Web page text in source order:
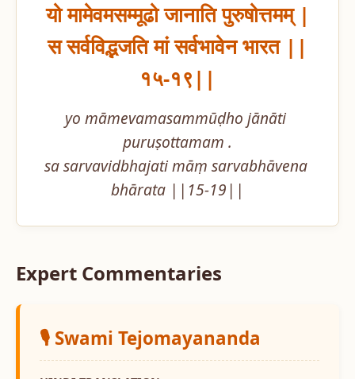
यो मामेवमसम्मूढो जानाति पुरुषोत्तमम् |
स सर्वविद्भजति मां सर्वभावेन भारत ||
१५-१९||
yo māmevamasammūḍho jānāti
puruṣottamam .
sa sarvavidbhajati māṃ sarvabhāvena
bhārata ||15-19||
Expert Commentaries
🎙️ Swami Tejomayananda